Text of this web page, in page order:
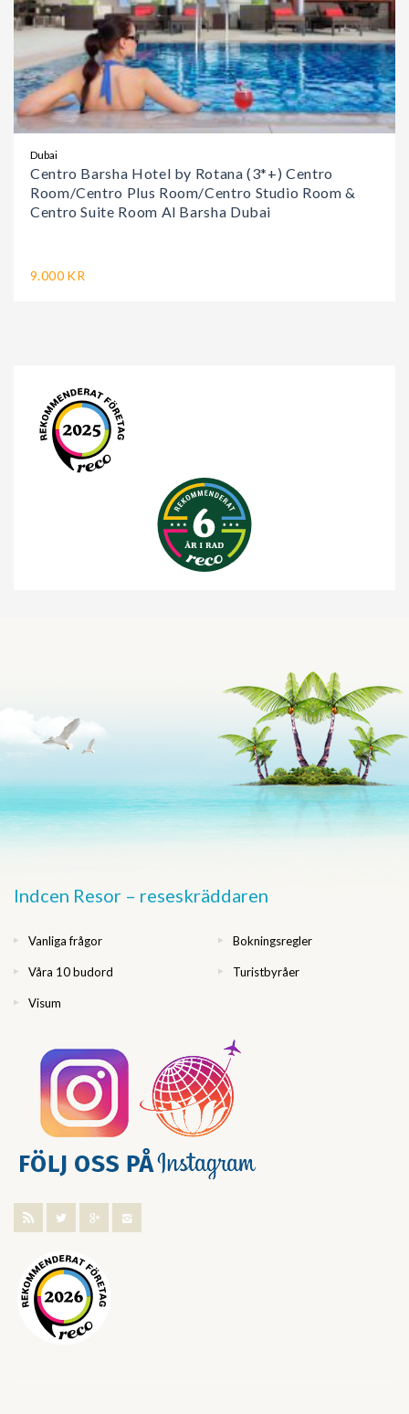
Dubai
Centro Barsha Hotel by Rotana (3*+) Centro
Room/Centro Plus Room/Centro Studio Room &
Centro Suite Room Al Barsha Dubai
9.000 KR
Indcen Resor – reseskräddaren
Vanliga frågor Bokningsregler
Våra 10 budord Turistbyråer
Visum